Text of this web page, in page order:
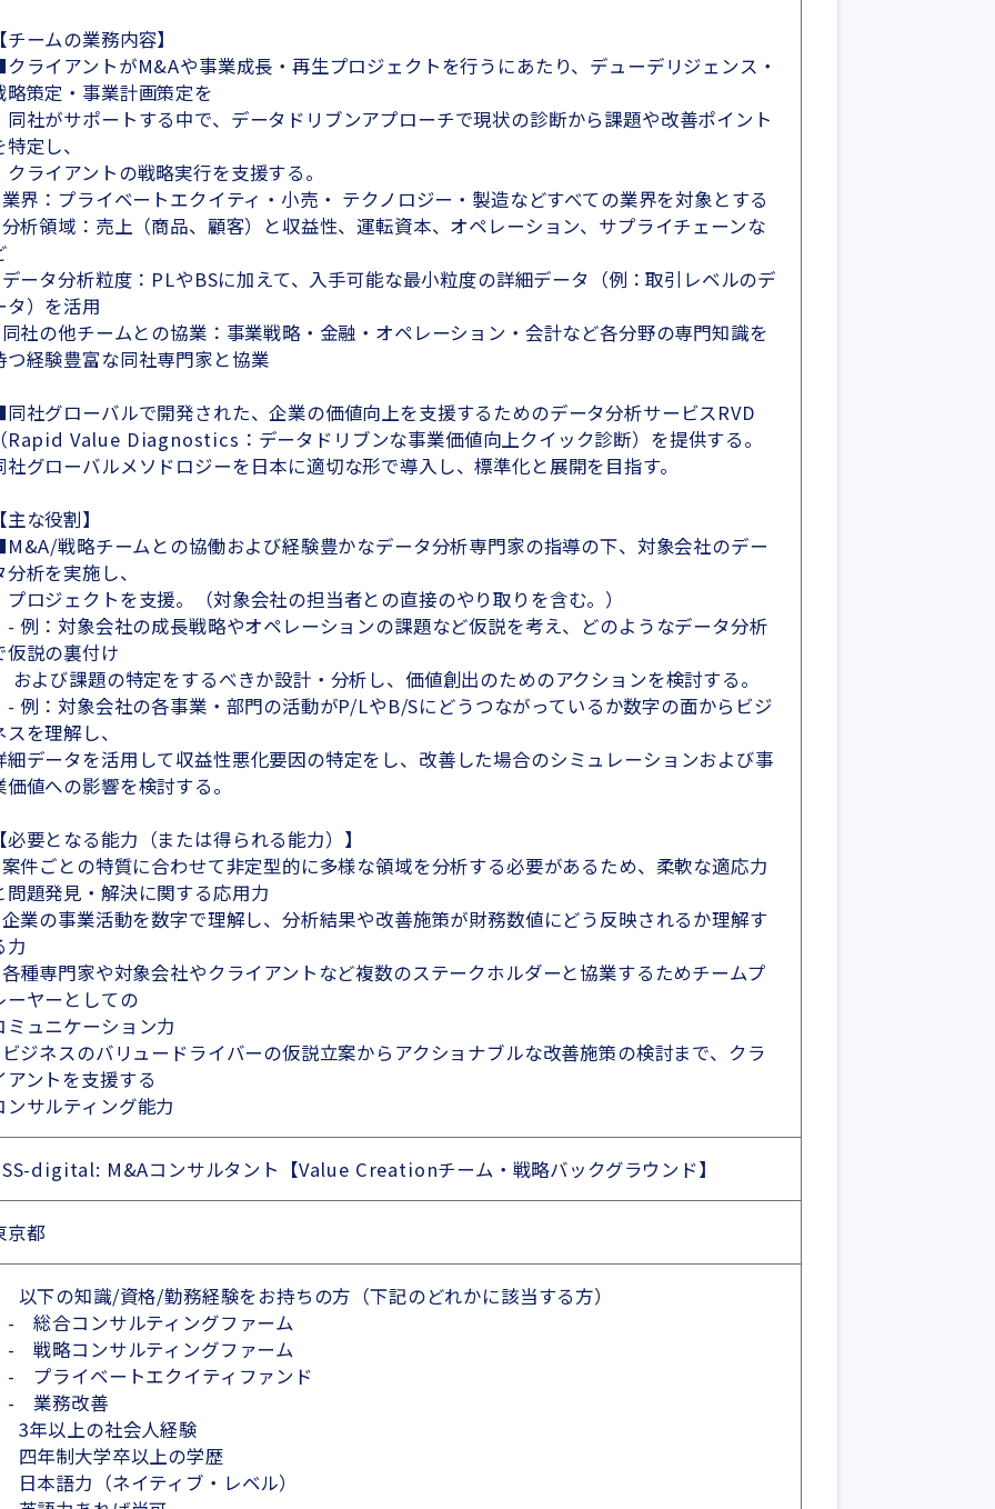
チームの業務内容】
ライアントがM&Aや事業成長・再生プロジェクトを行うにあたり、デューデリジェンス・
略策定・事業計画策定を
社がサポートする中で、データドリブンアプローチで現状の診断から課題や改善ポイント
特定し、
ライアントの戦略実行を支援する。
界：プライベートエクイティ・小売・ テクノロジー・製造などすべての業界を対象とする
析領域：売上（商品、顧客）と収益性、運転資本、オペレーション、サプライチェーンな
ータ分析粒度：PLやBSに加えて、入手可能な最小粒度の詳細データ（例：取引レベルのデ
タ）を活用
社の他チームとの協業：事業戦略・金融・オペレーション・会計など各分野の専門知識を
つ経験豊富な同社専門家と協業
社グローバルで開発された、企業の価値向上を支援するためのデータ分析サービスRVD
Rapid Value Diagnostics：データドリブンな事業価値向上クイック診断）を提供する。
社グローバルメソドロジーを日本に適切な形で導入し、標準化と展開を目指す。
主な役割】
戦略チームとの協働および経験豊かなデータ分析専門家の指導の下、対象会社のデー
分析を実施し、
ロジェクトを支援。（対象会社の担当者との直接のやり取りを含む。）
：対象会社の成長戦略やオペレーションの課題など仮説を考え、どのようなデータ分析
仮説の裏付け
よび課題の特定をするべきか設計・分析し、価値創出のためのアクションを検討する。
：対象会社の各事業・部門の活動がP/LやB/Sにどうつながっているか数字の面からビジ
スを理解し、
細データを活用して収益性悪化要因の特定をし、改善した場合のシミュレーションおよび事
価値への影響を検討する。
必要となる能力（または得られる能力）】
件ごとの特質に合わせて非定型的に多様な領域を分析する必要があるため、柔軟な適応力
問題発見・解決に関する応用力
業の事業活動を数字で理解し、分析結果や改善施策が財務数値にどう反映されるか理解す
力
種専門家や対象会社やクライアントなど複数のステークホルダーと協業するためチームプ
ーヤーとしての
ミュニケーション力
ジネスのバリュードライバーの仮説立案からアクショナブルな改善施策の検討まで、クラ
アントを支援する
ンサルティング能力
digital: M&Aコンサルタント【Value Creationチーム・戦略バックグラウンド】
京都
以下の知識/資格/勤務経験をお持ちの方（下記のどれかに該当する方）
合コンサルティングファーム
略コンサルティングファーム
ライベートエクイティファンド
業務改善
3年以上の社会人経験
四年制大学卒以上の学歴
本語力（ネイティブ・レベル）